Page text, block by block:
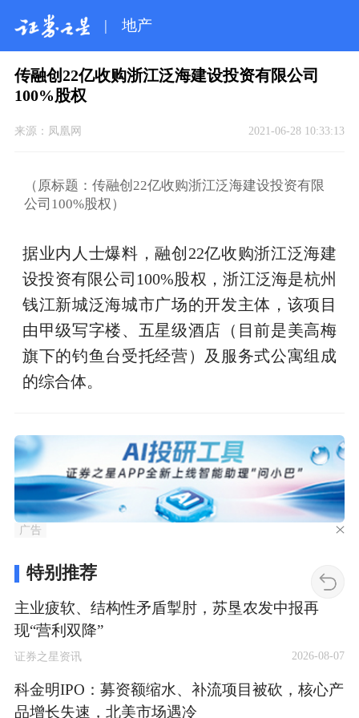
| 地产
传融创22亿收购浙江泛海建设投资有限公司
100%股权
来源： 凤凰网 2021-06-28 10:33:13
（原标题：传融创22亿收购浙江泛海建设投资有限
公司100%股权）
据业内人士爆料，融创22亿收购浙江泛海建
设投资有限公司100%股权，浙江泛海是杭州
钱江新城泛海城市广场的开发主体，该项目
由甲级写字楼、五星级酒店（目前是美高梅
旗下的钓鱼台受托经营）及服务式公寓组成
的综合体。
广告
特别推荐
主业疲软、结构性矛盾掣肘，苏垦农发中报再
现“营利双降”
证券之星资讯 2026-08-07
科金明IPO：募资额缩水、补流项目被砍，核心产
品增长失速，北美市场遇冷